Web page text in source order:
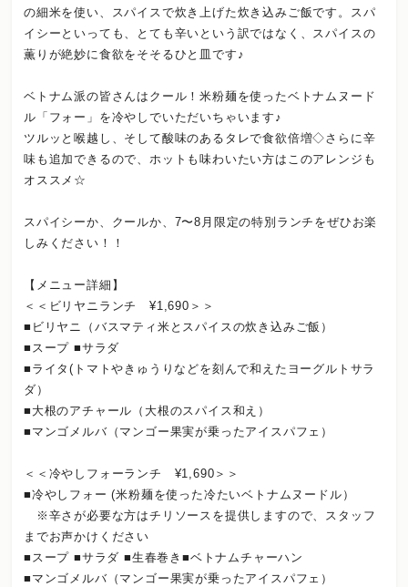
の細米を使い、スパイスで炊き上げた炊き込みご飯です。スパ
イシーといっても、とても辛いという訳ではなく、スパイスの
薫りが絶妙に食欲をそそるひと皿です♪
ベトナム派の皆さんはクール！米粉麺を使ったベトナムヌード
ル「フォー」を冷やしでいただいちゃいます♪
ツルッと喉越し、そして酸味のあるタレで食欲倍増◇さらに辛
味も追加できるので、ホットも味わいたい方はこのアレンジも
オススメ☆
スパイシーか、クールか、7〜8月限定の特別ランチをぜひお楽
しみください！！
【メニュー詳細】
＜＜ビリヤニランチ ¥1,690＞＞
■ビリヤニ（バスマティ米とスパイスの炊き込みご飯）
■スープ ■サラダ
■ライタ(トマトやきゅうりなどを刻んで和えたヨーグルトサラ
ダ）
■大根のアチャール（大根のスパイス和え）
■マンゴメルバ（マンゴー果実が乗ったアイスパフェ）
＜＜冷やしフォーランチ ¥1,690＞＞
■冷やしフォー (米粉麺を使った冷たいベトナムヌードル）
※辛さが必要な方はチリソースを提供しますので、スタッフ
までお声かけください
■スープ ■サラダ ■生春巻き■ベトナムチャーハン
■マンゴメルバ（マンゴー果実が乗ったアイスパフェ）